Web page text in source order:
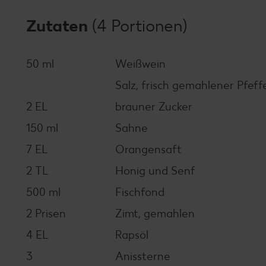
Zutaten (4 Portionen)
50 ml
Weißwein
Salz, frisch gemahlener
2 EL
brauner Zucker
150 ml
Sahne
7 EL
Orangensaft
2 TL
Honig und Senf
500 ml
Fischfond
2 Prisen
Zimt, gemahlen
4 EL
Rapsöl
3
Anissterne